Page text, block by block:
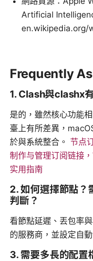
Artificial
en.wikipedia.org/
Frequently
1. Clash與clashx
是的，雖然核心功能
臺上有所差異，
於與系統整合。 节点
制作与管理订阅链接
实用指南
2. 如何選擇節點？
判斷？
看節點延遲、丟包率
的服務商，並設定自
3. 需要多長的配置